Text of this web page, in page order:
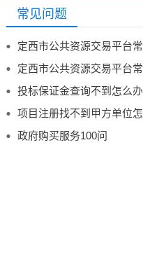
常见问题
定西市公共资源交易平台
定西市公共资源交易平台
投标保证金查询不到怎么
项目注册找不到甲方单位
政府购买服务100问